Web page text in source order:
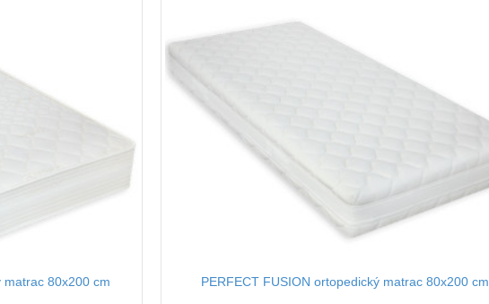
matrac 80x200 cm PERFECT FUSION ortopedický matrac 80x200 cm